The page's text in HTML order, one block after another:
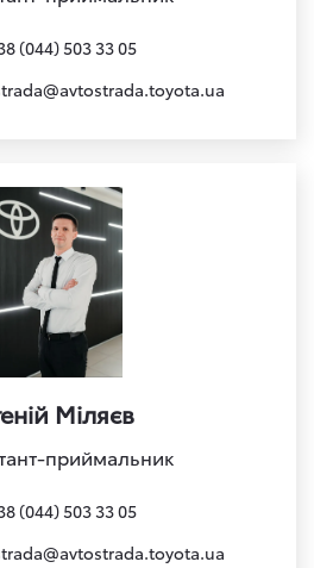
(044) 503 33 05
Міляєв
приймальник
(044) 503 33 05